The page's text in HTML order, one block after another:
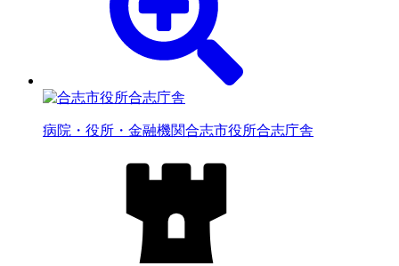
病院・役所・金融機関合志市役所合志庁舎